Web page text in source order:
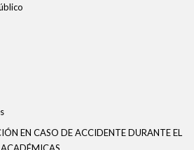
EN CASO DE ACCIDENTE DURANTE EL